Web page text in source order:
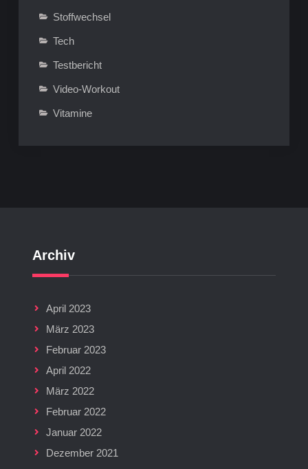
Stoffwechsel
Tech
Testbericht
Video-Workout
Vitamine
Archiv
April 2023
März 2023
Februar 2023
April 2022
März 2022
Februar 2022
Januar 2022
Dezember 2021